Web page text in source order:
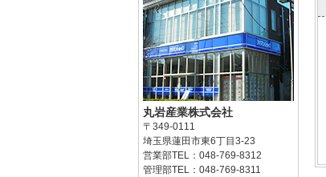
丸岩産業株式会社
〒349-0111
埼玉県蓮田市東6丁目3-23
営業部TEL：048-769-8312
管理部TEL：048-769-8311